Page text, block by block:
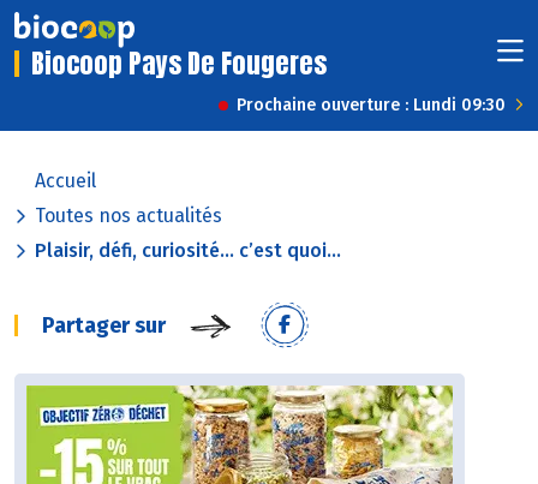
Biocoop Pays De Fougeres
Prochaine ouverture : Lundi 09:30
Accueil
Toutes nos actualités
Plaisir, défi, curiosité… c’est quoi...
Partager sur